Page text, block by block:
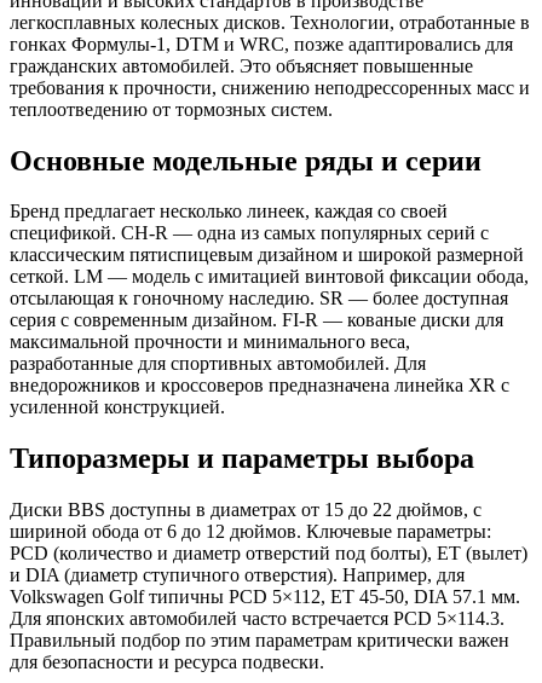
легкосплавных колесных дисков. Технологии, отработанные в
гонках Формулы-1, DTM и WRC, позже адаптировались для
гражданских автомобилей. Это объясняет повышенные
требования к прочности, снижению неподрессоренных масс и
теплоотведению от тормозных систем.
Основные модельные ряды и серии
Бренд предлагает несколько линеек, каждая со своей
спецификой. CH-R — одна из самых популярных серий с
классическим пятиспицевым дизайном и широкой размерной
сеткой. LM — модель с имитацией винтовой фиксации обода,
отсылающая к гоночному наследию. SR — более доступная
серия с современным дизайном. FI-R — кованые диски для
максимальной прочности и минимального веса,
разработанные для спортивных автомобилей. Для
внедорожников и кроссоверов предназначена линейка XR с
усиленной конструкцией.
Типоразмеры и параметры выбора
Диски BBS доступны в диаметрах от 15 до 22 дюймов, с
шириной обода от 6 до 12 дюймов. Ключевые параметры:
PCD (количество и диаметр отверстий под болты), ET (вылет)
и DIA (диаметр ступичного отверстия). Например, для
Volkswagen Golf типичны PCD 5×112, ET 45-50, DIA 57.1 мм.
Для японских автомобилей часто встречается PCD 5×114.3.
Правильный подбор по этим параметрам критически важен
для безопасности и ресурса подвески.